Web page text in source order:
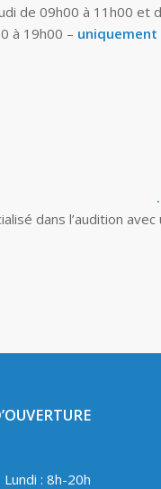
de 09h00 à 11h00 et
à 19h00 – uniquement
dans l’audition
:
Lundi : 8h-20h